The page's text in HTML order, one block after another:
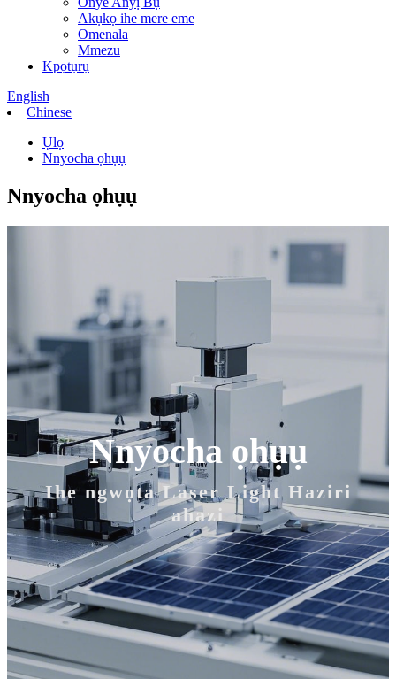
Akụkọ ihe mere eme
Omenala
Mmezu
Kpọtụrụ
English
Chinese
Ụlọ
Nnyocha ọhụụ
Nnyocha ọhụụ
Nnyocha ọhụụ
Ihe ngwọta Laser Light Haziri
ahazi